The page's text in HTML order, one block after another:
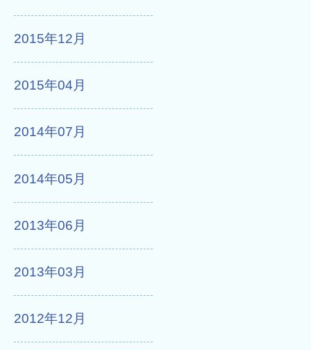
2015年12月
2015年04月
2014年07月
2014年05月
2013年06月
2013年03月
2012年12月